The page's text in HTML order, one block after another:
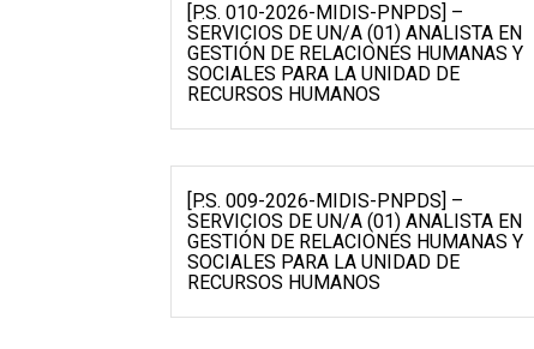
[P.S. 010-2026-MIDIS-PNPDS] –
SERVICIOS DE UN/A (01) ANALISTA EN
GESTIÓN DE RELACIONES HUMANAS Y
SOCIALES PARA LA UNIDAD DE
RECURSOS HUMANOS
[P.S. 009-2026-MIDIS-PNPDS] –
SERVICIOS DE UN/A (01) ANALISTA EN
GESTIÓN DE RELACIONES HUMANAS Y
SOCIALES PARA LA UNIDAD DE
RECURSOS HUMANOS